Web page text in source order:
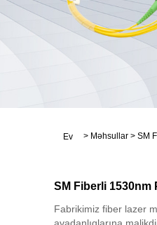
Ev > Məhsullar > SM
SM Fiberli 1530nm
Fabrikimiz fiber lazer